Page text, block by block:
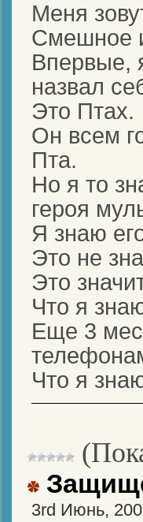
Меня
Смешное
Впервые,
назвал
Это Птах.
Он всем
Пта.
Но я то
героя
Я знаю
Это не
Это
Что я
Еще 3
Что я
3rd Июнь,